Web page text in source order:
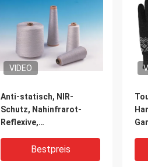
VIDEO
Anti-statisch, NIR-
Schutz, Nahinfrarot-
Reflexive,
Spun-GarnBestpreis